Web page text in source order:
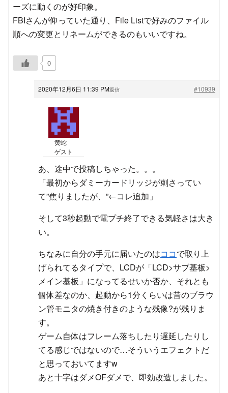
ーズに動くのが好印象。
FBIさんが仰っていた通り、File Listで好みのファイル
順への変更とリネームができるのもいいですね。
0
2020年12月6日 11:39 PM #10939
返信
黄蛇
ゲスト
あ、途中で投稿しちゃった。。。
「最初からダミーカードリッジが刺さってい
て”焦りましたが、”←コレ追加」
そして3秒起動で電プチ終了できる気軽さは大き
い。
ちなみに自分の手元に届いたのはココで取り上
げられてるタイプで、LCDが「LCD>サブ基板>
メイン基板」になってるせいか否か、それとも
個体差なのか、起動から1分くらいは昔のブラウ
ン管モニタの焼き付きのような残像?が残りま
す。
ゲーム自体はフレーム落ちしたり遅延したりし
てる感じではないので…そういうエフェクトだ
と思っておいてますw
あと十字はダメOFダメで、即効改造しました。